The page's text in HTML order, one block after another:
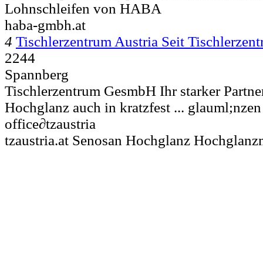
Lohnschleifen von HABA
haba-gmbh.at
4 Tischlerzentrum Austria Seit
2244
Spannberg
Tischlerzentrum GesmbH Ihr starker
Hochglanz auch in kratzfest ...
office∂tzaustria
tzaustria.at Senosan Hochglanz